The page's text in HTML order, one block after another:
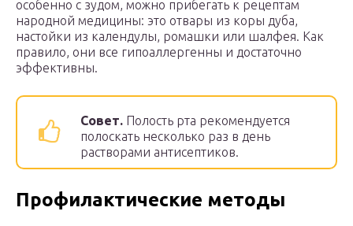
особенно с зудом, можно прибегать к рецептам
народной медицины: это отвары из коры дуба,
настойки из календулы, ромашки или шалфея. Как
правило, они все гипоаллергенны и достаточно
эффективны.
Совет. Полость рта рекомендуется
полоскать несколько раз в день
растворами антисептиков.
Профилактические методы